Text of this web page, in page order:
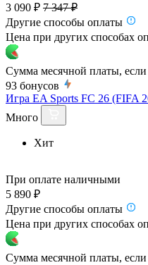
3 090 ₽ 7 347 ₽
Другие способы оплаты
Цена при других способах
Сумма месячной платы, если
93 бонусов
Игра EA Sports FC 26 (FIFA
Много
Хит
При оплате наличными
5 890 ₽
Другие способы оплаты
Цена при других способах
Сумма месячной платы, если